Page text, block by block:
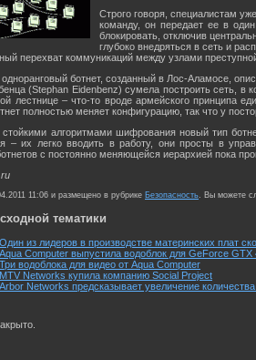
Строго говоря, специалистам
команду, он передает ее в
блокировать, отключив
глубоко внедряться в сеть и
перехват коммуникаций между узлами
одноранговый ботнет, созданный в Лос-Аламосе,
(Stephan Eidenbenz) сумела построить сеть,
лестнице – что-то вроде армейского принципа
полностью меняет конфигурацию, так что у
стойкими алгоритмами шифрования новый тип
– их легко вводить в работу, они просты в
с постоянно меняющейся иерархией пока
11:06 и размещено в рубрике Безопасность. Вы можете
тематики
Один из лидеров в производстве материнских плат
Aqua Computer выпустила водоблок для GeForce GTX
Три водоблока для видео от Aqua Computer
MTV Networks купила компанию Social Project
Arbor Networks предсказывает увеличение